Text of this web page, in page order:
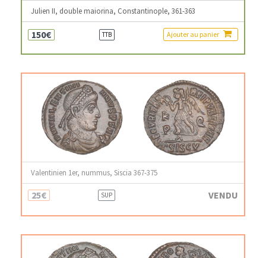
Julien II, double maiorina, Constantinople, 361-363
150€ TTB Ajouter au panier
Valentinien 1er, nummus, Siscia 367-375
25€ SUP VENDU